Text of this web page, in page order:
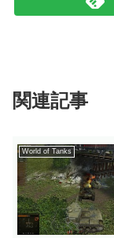
関連記事
World of Tanks